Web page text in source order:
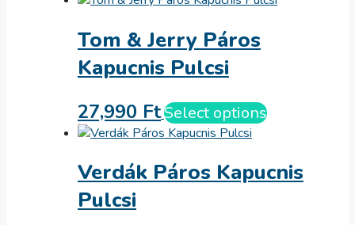
Tom & Jerry Páros
Kapucnis Pulcsi
27,990 FtSelect options
Verdák Páros Kapucnis
Pulcsi